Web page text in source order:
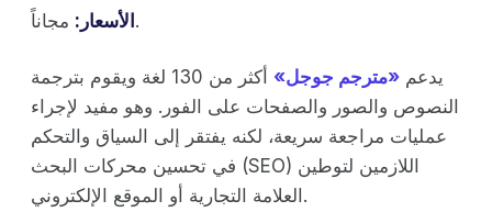
الأسعار:مجاناً.
يدعم «مترجم جوجل»
أكثر من 130 لغة ويقوم بترجمة
النصوص والصور والصفحات على الفور. وهو مفيد لإجراء
عمليات مراجعة سريعة، لكنه يفتقر إلى السياق والتحكم
في تحسين محركات البحث (SEO) اللازمين لتوطين
العلامة التجارية أو الموقع الإلكتروني.